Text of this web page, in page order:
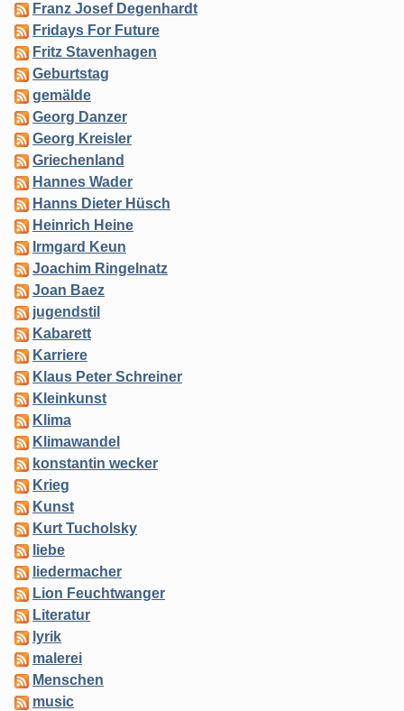
Franz Josef Degenhardt
Fridays For Future
Fritz Stavenhagen
Geburtstag
gemälde
Georg Danzer
Georg Kreisler
Griechenland
Hannes Wader
Hanns Dieter Hüsch
Heinrich Heine
Irmgard Keun
Joachim Ringelnatz
Joan Baez
jugendstil
Kabarett
Karriere
Klaus Peter Schreiner
Kleinkunst
Klima
Klimawandel
konstantin wecker
Krieg
Kunst
Kurt Tucholsky
liebe
liedermacher
Lion Feuchtwanger
Literatur
lyrik
malerei
Menschen
music